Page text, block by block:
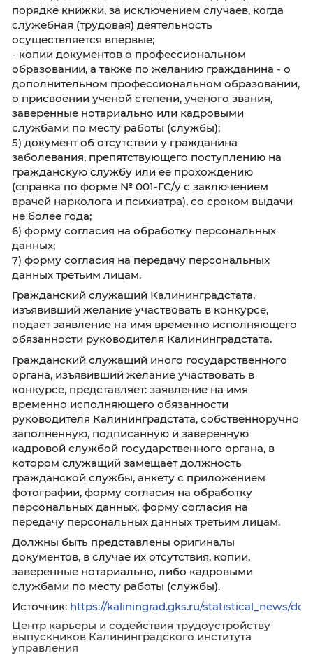
В соответствии со статьей 50 Федерального
№ 79-ФЗ и Указом Президента Российской
Федерации от 25 июля 2006 г. № 763 «О
содержании федеральных государственных
гражданских служащих» денежное
федерального государственного
служащего состоит из:
- должностного оклада в соответствии с
замещаемой им должностью федеральной
государственной гражданской службы;
- ежемесячного денежного поощрения;
- оклада в соответствии с присвоенным ему
классным чином гражданской службы;
- ежемесячной надбавки к должностному
за особые условия гражданской службы;
- ежемесячной надбавки к должностному
за выслугу лет на гражданской службе в
соответствии со стажем государственной
- премии за выполнение особо важных и
заданий;
- других выплат, предусмотренных
законами и иными нормативными
актами Российской Федерации, - в размерах,
определяемых с учетом размеров других
установленных соответствующими
законами и иными нормативными
актами Российской Федерации.
Примерный размер денежного содержания
(оплаты труда):
ведущая группа – 39000 – 50000 руб.
старшая группа – 29000 – 38000 руб.
Перечень документов,
Конкурс
Гражданин Российской Федерации,
желание участвовать в Конкурсе,
следующие документы: